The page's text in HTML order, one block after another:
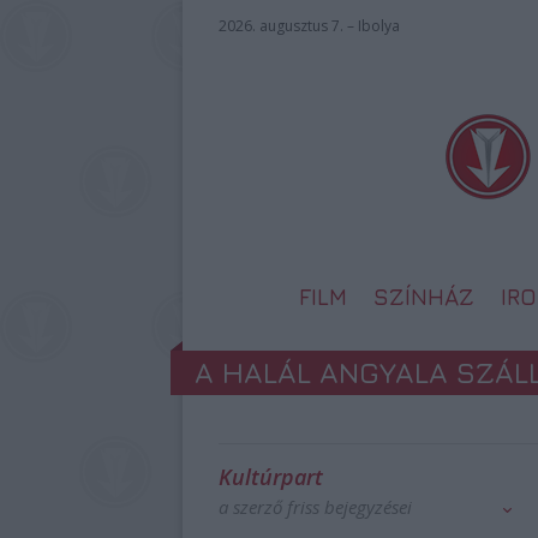
2026. augusztus 7. – Ibolya
FILM SZÍNHÁZ
A HALÁL ANGYALA
Kultúrpart
a szerző friss bejegyzései